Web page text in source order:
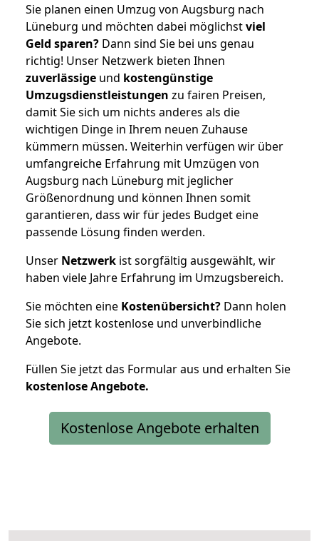
Sie planen einen Umzug von Augsburg nach
Lüneburg und möchten dabei möglichstviel
Geld sparen? Dann sind Sie bei uns genau
richtig! Unser Netzwerk bieten Ihnen
zuverlässige und kostengünstige
Umzugsdienstleistungen zu fairen Preisen,
damit Sie sich um nichts anderes als die
wichtigen Dinge in Ihrem neuen Zuhause
kümmern müssen. Weiterhin verfügen wir über
umfangreiche Erfahrung mit Umzügen von
Augsburg nach Lüneburg mit jeglicher
Größenordnung und können Ihnen somit
garantieren, dass wir für jedes Budget eine
passende Lösung finden werden.
Unser Netzwerk ist sorgfältig ausgewählt, wir
haben viele Jahre Erfahrung im Umzugsbereich.
Sie möchten eine Kostenübersicht? Dann holen
Sie sich jetzt kostenlose und unverbindliche
Angebote.
Füllen Sie jetzt das Formular aus und erhalten Sie
kostenloseAngebote.
Kostenlose Angebote erhalten